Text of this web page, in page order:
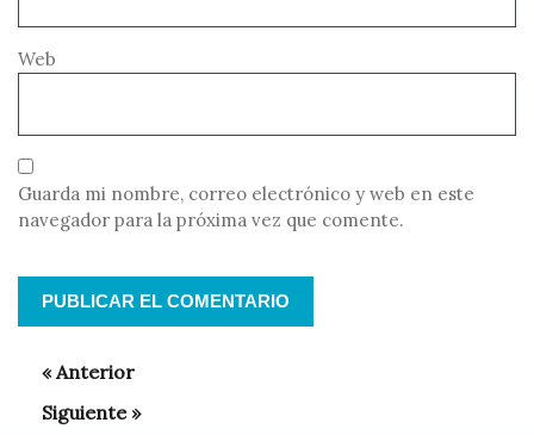
Web
Guarda mi nombre, correo electrónico y web en este
navegador para la próxima vez que comente.